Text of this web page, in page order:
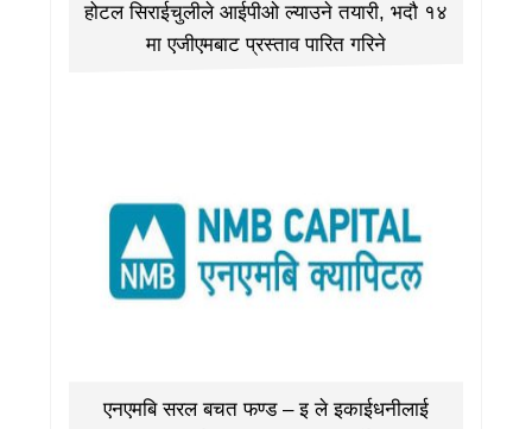
होटल सिराईचुलीले आईपीओ ल्याउने तयारी, भदौ १४
मा एजीएमबाट प्रस्ताव पारित गरिने
एनएमबि सरल बचत फण्ड – इ ले इकाईधनीलाई